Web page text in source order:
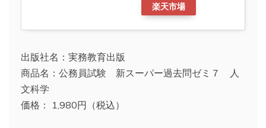
楽天市場
出版社名：実務教育出版
商品名：公務員試験 新スーパー過去問ゼミ７ 人
文科学
価格： 1,980円（税込）